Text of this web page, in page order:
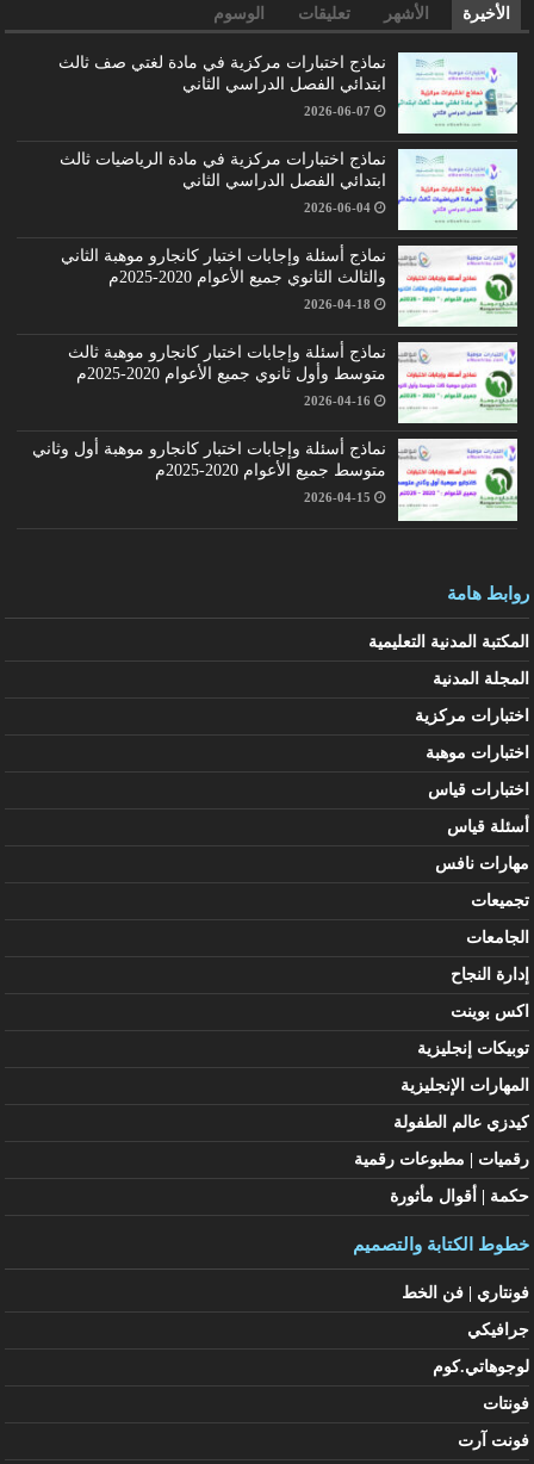
الأخيرة الأشهر تعليقات الوسوم
نماذج اختبارات مركزية في مادة لغتي صف ثالث
ابتدائي الفصل الدراسي الثاني
2026-06-07
نماذج اختبارات مركزية في مادة الرياضيات ثالث
ابتدائي الفصل الدراسي الثاني
2026-06-04
نماذج أسئلة وإجابات اختبار كانجارو موهبة الثاني
والثالث الثانوي جميع الأعوام 2020-2025م
2026-04-18
نماذج أسئلة وإجابات اختبار كانجارو موهبة ثالث
متوسط وأول ثانوي جميع الأعوام 2020-2025م
2026-04-16
نماذج أسئلة وإجابات اختبار كانجارو موهبة أول وثاني
متوسط جميع الأعوام 2020-2025م
2026-04-15
روابط هامة
المكتبة المدنية التعليمية
المجلة المدنية
اختبارات مركزية
اختبارات موهبة
اختبارات قياس
أسئلة قياس
مهارات نافس
تجميعات
الجامعات
إدارة النجاح
اكس بوينت
توبيكات إنجليزية
المهارات الإنجليزية
كيدزي عالم الطفولة
رقميات | مطبوعات رقمية
حكمة | أقوال مأثورة
خطوط الكتابة والتصميم
فونتاري | فن الخط
جرافيكي
لوجوهاتي.كوم
فونتات
فونت آرت